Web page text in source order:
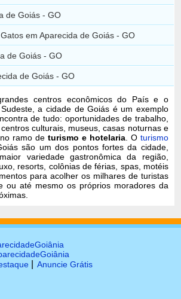
de Goiás - GO
em Aparecida de Goiás - GO
de Goiás - GO
de Goiás - GO
centros econômicos do País e o
a cidade de Goiás é um exemplo
de tudo: oportunidades de trabalho,
culturais, museus, casas noturnas e
ramo de turismo e hotelaria. O turismo
são um dos pontos fortes da cidade,
variedade gastronômica da região,
resorts, colônias de férias, spas, motéis
para acolher os milhares de turistas
ou até mesmo os próprios moradores da
Anuncie Grátis